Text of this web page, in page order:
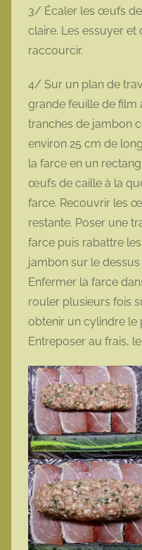
3/ Écaler les œufs de
claire. Les essuyer
raccourcir.
4/ Sur un plan de
grande feuille de film
tranches de jambon
environ 25 cm de
la farce en un
œufs de caille à la
farce. Recouvrir les
restante. Poser une
farce puis rabattre
jambon sur le
Enfermer la farce
rouler plusieurs fois
obtenir un cylindre le
Entreposer au frais,